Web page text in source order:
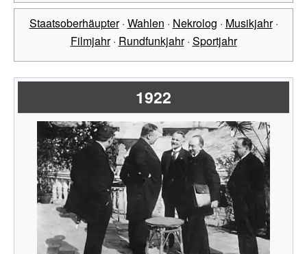
Staatsoberhäupter· Wahlen · Nekrolog · Musikjahr·
Filmjahr· Rundfunkjahr· Sportjahr
1922